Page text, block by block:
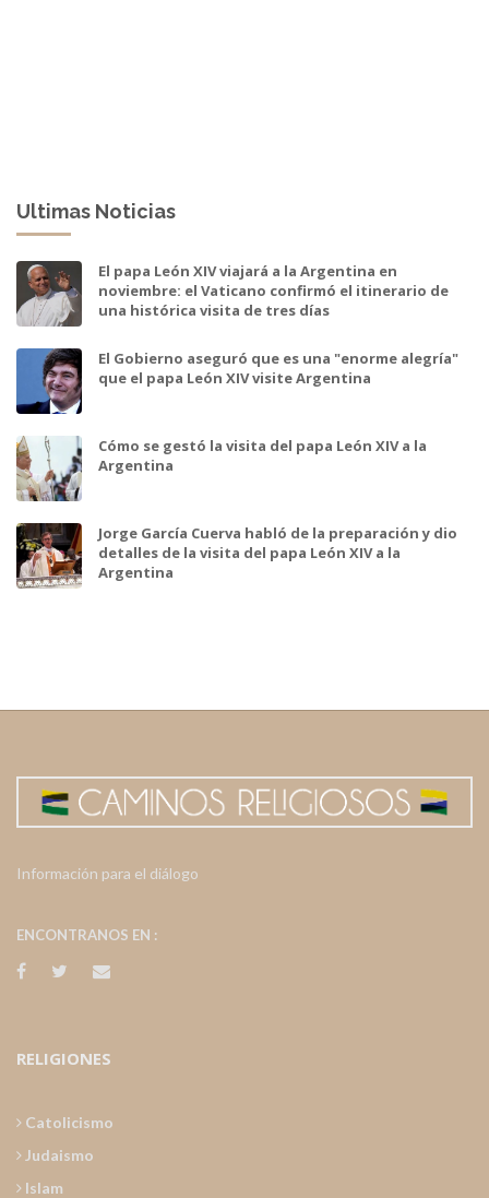
Ultimas Noticias
El papa León XIV viajará a la Argentina en
noviembre: el Vaticano confirmó el itinerario de
una histórica visita de tres días
El Gobierno aseguró que es una "enorme alegría"
que el papa León XIV visite Argentina
Cómo se gestó la visita del papa León XIV a la
Argentina
Jorge García Cuerva habló de la preparación y dio
detalles de la visita del papa León XIV a la
Argentina
Información para el diálogo
ENCONTRANOS EN :
RELIGIONES
Catolicismo
Judaismo
Islam